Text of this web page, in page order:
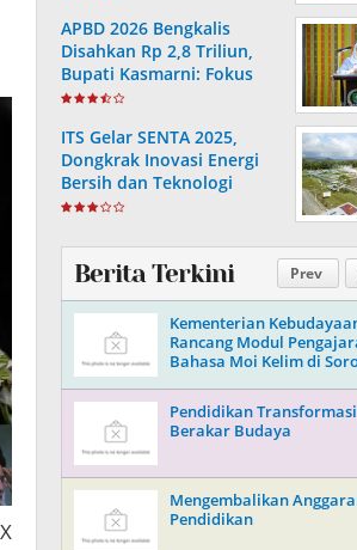
APBD 2026 Bengkalis
Disahkan Rp 2,8 Triliun,
Bupati Kasmarni: Fokus
Pembangunan untuk
ITS Gelar SENTA 2025,
Dongkrak Inovasi Energi
Bersih dan Teknologi
Maritim Nasional
Prev
Berita Terkini
Kementerian
Rancang Modul
Bahasa Moi Kelim di
Pendidikan
Berakar Budaya
Mengembalikan
Pendidikan